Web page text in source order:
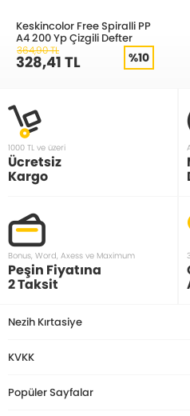
Keskincolor Free Spiralli PP
A4 200 Yp Çizgili Defter
364,90 TL
328,41 TL %10
1000 TL ve üzeri
Ücretsiz
Kargo
Bonus, Word, Axess ve Maximum
Peşin Fiyatına
2 Taksit
Nezih Kırtasiye
KVKK
Popüler Sayfalar